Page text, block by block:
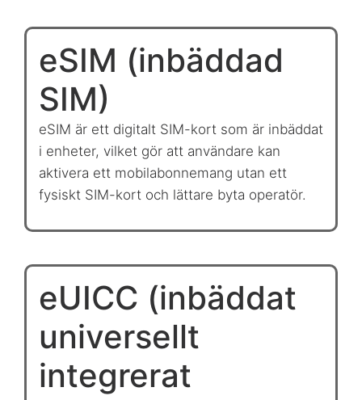
eSIM (inbäddad
SIM)
eSIM är ett digitalt SIM-kort som är inbäddat
i enheter, vilket gör att användare kan
aktivera ett mobilabonnemang utan ett
fysiskt SIM-kort och lättare byta operatör.
eUICC (inbäddat
universellt
integrerat